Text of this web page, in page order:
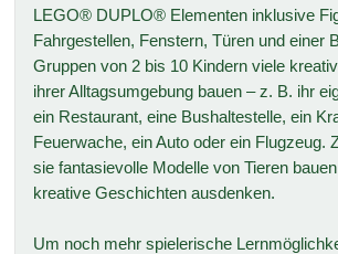
LEGO® DUPLO® Elementen inklusive
Fahrgestellen, Fenstern, Türen und einer
Gruppen von 2 bis 10 Kindern viele
ihrer Alltagsumgebung bauen – z. B. ihr
ein Restaurant, eine Bushaltestelle, ein
Feuerwache, ein Auto oder ein Flugzeug.
sie fantasievolle Modelle von Tieren
kreative Geschichten ausdenken.
Um noch mehr spielerische